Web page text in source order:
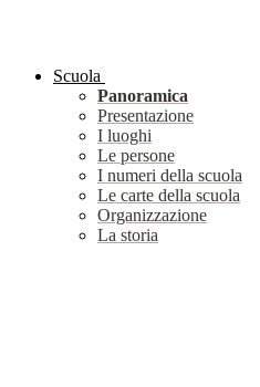
Scuola
Panoramica
Presentazione
I luoghi
Le persone
I numeri della scuola
Le carte della scuola
Organizzazione
La storia